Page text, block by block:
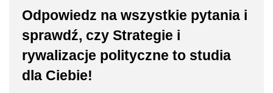
Odpowiedz na wszystkie pytania i
sprawdź, czy Strategie i
rywalizacje polityczne to studia
dla Ciebie!